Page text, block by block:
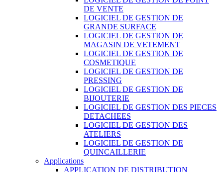
DE VENTE
LOGICIEL DE GESTION DE
GRANDE SURFACE
LOGICIEL DE GESTION DE
MAGASIN DE VETEMENT
LOGICIEL DE GESTION DE
COSMETIQUE
LOGICIEL DE GESTION DE
PRESSING
LOGICIEL DE GESTION DE
BIJOUTERIE
LOGICIEL DE GESTION DES PIECES
DETACHEES
LOGICIEL DE GESTION DES
ATELIERS
LOGICIEL DE GESTION DE
QUINCAILLERIE
Applications
APPLICATION DE DISTRIBUTION